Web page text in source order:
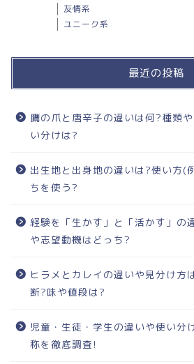
友情系
ユニーク系
最近の投稿
鷹の爪と唐辛子の違いは何?種類
い分けは?
出生地と出身地の違いは?使い方(
ちを使う?
経験を「生かす」と「活かす」の
や志望動機はどっち?
ヒラメとカレイの違いや見分け方
断?味や値段は?
児童・生徒・学生の違いや使い分
称を徹底調査!